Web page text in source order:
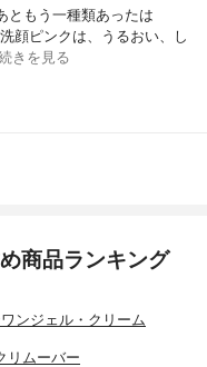
ともう一種類あったは
顔ピンクは、うるおい、し
きを見る
商品ランキング
ンジェル・クリーム
リムーバー